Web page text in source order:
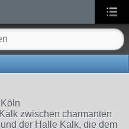
zwischen charmanten
der Halle Kalk, die dem